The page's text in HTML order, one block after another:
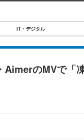
ルTOP
IT・デジタル
のMVで「